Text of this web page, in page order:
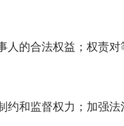
的合法权益；权责对
和监督权力；加强法